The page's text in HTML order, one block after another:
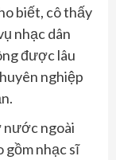
biết, cô thấy
nhạc dân
được lâu
nghiệp
nước ngoài
gồm nhạc sĩ